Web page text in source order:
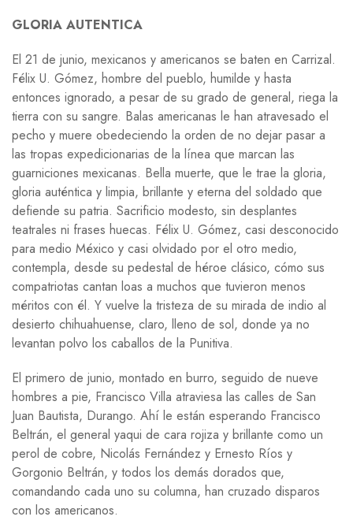
GLORIA AUTENTICA
El 21 de junio, mexicanos y americanos se baten en Carrizal.
Félix U. Gómez, hombre del pueblo, humilde y hasta
entonces ignorado, a pesar de su grado de general, riega la
tierra con su sangre. Balas americanas le han atravesado el
pecho y muere obedeciendo la orden de no dejar pasar a
las tropas expedicionarias de la línea que marcan las
guarniciones mexicanas. Bella muerte, que le trae la gloria,
gloria auténtica y limpia, brillante y eterna del soldado que
defiende su patria. Sacrificio modesto, sin desplantes
teatrales ni frases huecas. Félix U. Gómez, casi desconocido
para medio México y casi olvidado por el otro medio,
contempla, desde su pedestal de héroe clásico, cómo sus
compatriotas cantan loas a muchos que tuvieron menos
méritos con él. Y vuelve la tristeza de su mirada de indio al
desierto chihuahuense, claro, lleno de sol, donde ya no
levantan polvo los caballos de la Punitiva.
El primero de junio, montado en burro, seguido de nueve
hombres a pie, Francisco Villa atraviesa las calles de San
Juan Bautista, Durango. Ahí le están esperando Francisco
Beltrán, el general yaqui de cara rojiza y brillante como un
perol de cobre, Nicolás Fernández y Ernesto Ríos y
Gorgonio Beltrán, y todos los demás dorados que,
comandando cada uno su columna, han cruzado disparos
con los americanos.